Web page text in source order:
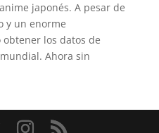
japonés. A pesar de
y un enorme
los datos de
Ahora sin